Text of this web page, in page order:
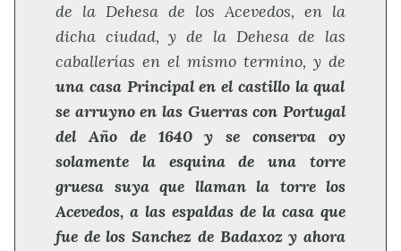
de la Dehesa de los Acevedos, en la
dicha ciudad, y de la Dehesa de las
caballerías en el mismo termino, y de
una casa Principal en el castillo la qual
se arruyno en las Guerras con Portugal
del Año de 1640 y se conserva oy
solamente la esquina de una torre
gruesa suya que llaman la torre los
Acevedos, a las espaldas de la casa que
fue de los Sanchez de Badaxoz y ahora